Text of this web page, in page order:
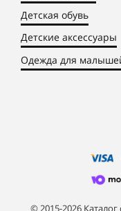
Детская обувь
Детские аксессуары
Одежда для
© 2015-2026